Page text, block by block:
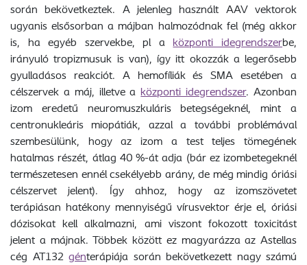
során bekövetkeztek. A jelenleg használt AAV vektorok
ugyanis elsősorban a májban halmozódnak fel (még akkor
is, ha egyéb szervekbe, pl a központi idegrendszerbe,
irányuló tropizmusuk is van), így itt okozzák a legerősebb
gyulladásos reakciót. A hemofíliák és SMA esetében a
célszervek a máj, illetve a központi idegrendszer. Azonban
izom eredetű neuromuszkuláris betegségeknél, mint a
centronukleáris miopátiák, azzal a további problémával
szembesülünk, hogy az izom a test teljes tömegének
hatalmas részét, átlag 40 %-át adja (bár ez izombetegeknél
természetesen ennél csekélyebb arány, de még mindig óriási
célszervet jelent). Így ahhoz, hogy az izomszövetet
terápiásan hatékony mennyiségű vírusvektor érje el, óriási
dózisokat kell alkalmazni, ami viszont fokozott toxicitást
jelent a májnak. Többek között ez magyarázza az Astellas
cég AT132 génterápiája során bekövetkezett nagy számú